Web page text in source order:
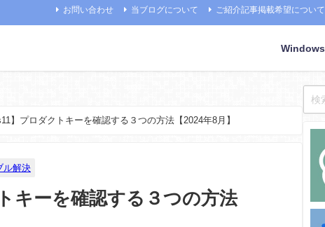
お問い合わせ 当ブログについて ご紹介記事掲載希望について
Windows
】プロダクトキーを確認する３つの方法【2024年8月】
ル解決
キーを確認する３つの方法